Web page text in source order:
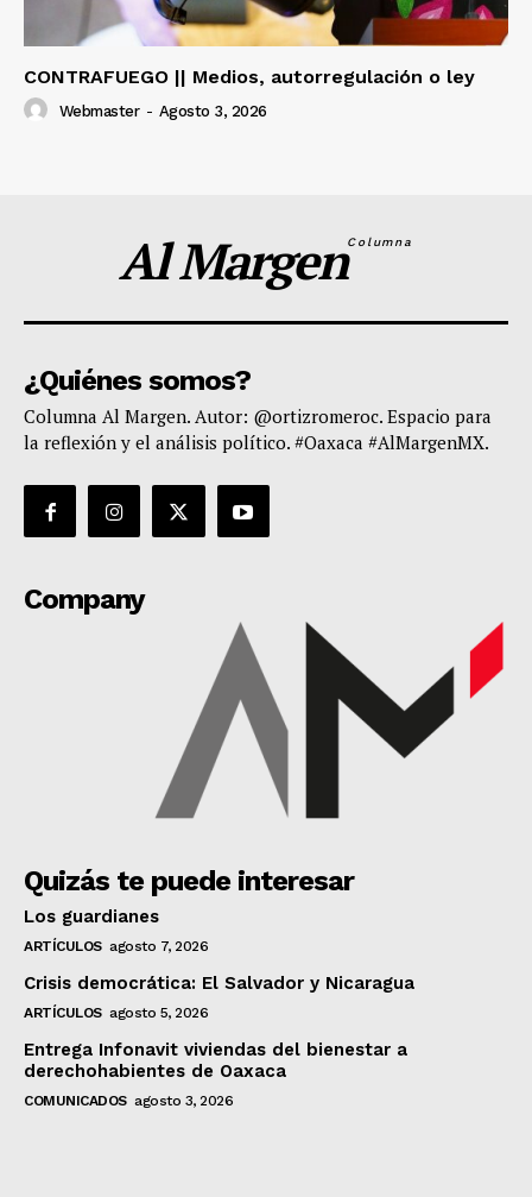
CONTRAFUEGO || Medios, autorregulación o ley
Webmaster - Agosto 3, 2026
Al MargenColumna
¿Quiénes somos?
Columna Al Margen. Autor: @ortizromeroc. Espacio para
la reflexión y el análisis político. #Oaxaca #AlMargenMX.
Company
Quizás te puede interesar
Los guardianes
ARTÍCULOS agosto 7, 2026
Crisis democrática: El Salvador y Nicaragua
ARTÍCULOS agosto 5, 2026
Entrega Infonavit viviendas del bienestar a
derechohabientes de Oaxaca
COMUNICADOS agosto 3, 2026